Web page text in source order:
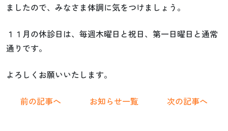
ましたので、みなさま体調に気をつけましょう。
１１月の休診日は、毎週木曜日と祝日、第一日曜日と通常
通りです。
よろしくお願いいたします。
前の記事へ お知らせ一覧 次の記事へ